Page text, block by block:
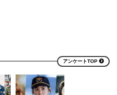
アンケートTOP